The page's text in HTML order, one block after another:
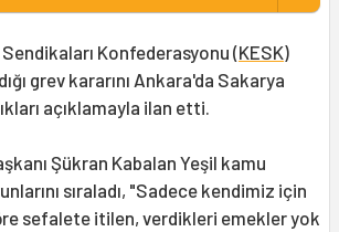
Konfederasyonu (KESK)
grev kararını Ankara'da Sakarya
açıklamayla ilan etti.
Şükran Kabalan Yeşil kamu
sıraladı, "Sadece kendimiz için
sefalete itilen, verdikleri emekler yok